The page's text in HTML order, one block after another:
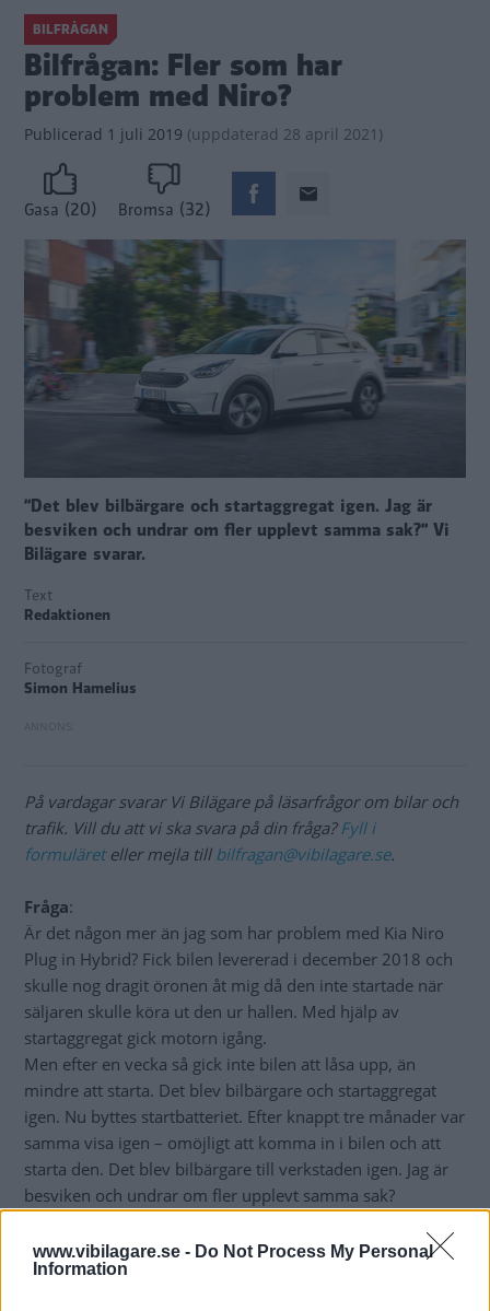
www.vibilagare.se - Do Not Process My Personal
Information
BILFRÅGAN
Bilfrågan: Fler som har
problem med Niro?
Publicerad 1 juli 2019 (uppdaterad 28 april 2021)
Gasa (20) Bromsa (32)
”Det blev bilbärgare och startaggregat igen. Jag är
besviken och undrar om fler upplevt samma sak?” Vi
Bilägare svarar.
Text
Redaktionen
Fotograf
Simon Hamelius
På vardagar svarar Vi Bilägare på läsarfrågor om bilar och
trafik. Vill du att vi ska svara på din fråga?Fyll i
formuläreteller mejla till bilfragan@vibilagare.se.
Fråga:
Är det någon mer än jag som har problem med Kia Niro
Plug in Hybrid? Fick bilen levererad i december 2018 och
skulle nog dragit öronen åt mig då den inte startade när
säljaren skulle köra ut den ur hallen. Med hjälp av
startaggregat gick motorn igång.
Men efter en vecka så gick inte bilen att låsa upp, än
mindre att starta. Det blev bilbärgare och startaggregat
igen. Nu byttes startbatteriet. Efter knappt tre månader var
samma visa igen – omöjligt att komma in i bilen och att
starta den. Det blev bilbärgare till verkstaden igen. Jag är
besviken och undrar om fler upplevt samma sak?
Svar: